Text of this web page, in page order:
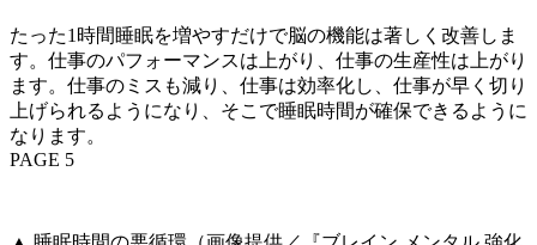
たった1時間睡眠を増やすだけで脳の機能は著しく改善しま
す。仕事のパフォーマンスは上がり、仕事の生産性は上がり
ます。仕事のミスも減り、仕事は効率化し、仕事が早く切り
上げられるようになり、そこで睡眠時間が確保できるように
なります。
PAGE 5